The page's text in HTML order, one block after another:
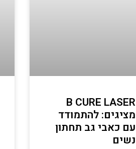
B CURE LASER
מציגים: להתמודד
עם כאבי גב תחתון
נשים